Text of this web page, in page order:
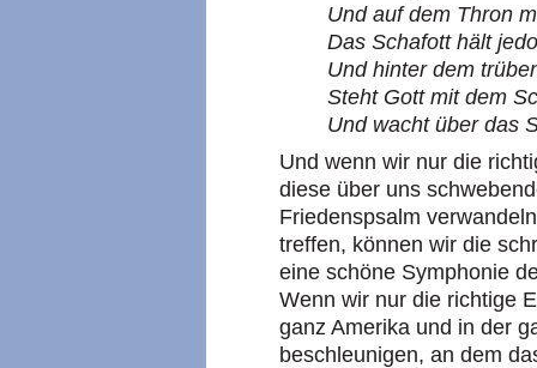
Und auf dem Thron
Das Schafott hält
Und hinter dem
Steht Gott mit dem
Und wacht über das
Und wenn wir nur die
diese über uns
Friedenspsalm
treffen, können wir die
eine schöne Symphonie
Wenn wir nur die richtige
ganz Amerika und in der
beschleunigen, an dem